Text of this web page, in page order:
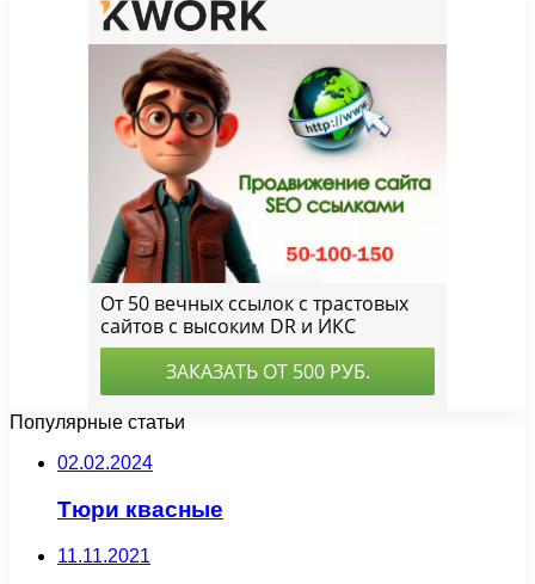
Популярные статьи
02.02.2024
Тюри квасные
11.11.2021